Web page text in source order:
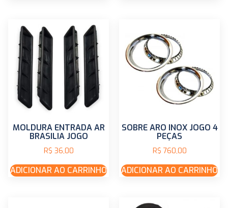
MOLDURA ENTRADA AR
BRASILIA JOGO
R$ 36,00
ADICIONAR AO CARRINHO
SOBRE ARO INOX JOGO 4
PEÇAS
R$ 760,00
ADICIONAR AO CARRINHO